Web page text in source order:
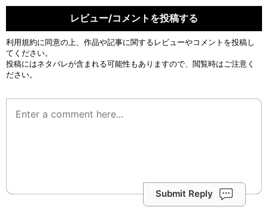
レビュー/コメントを投稿する
利用規約に同意の上、作品や記事に関するレビューやコメントを投稿し
てください。
投稿にはネタバレが含まれる可能性もありますので、閲覧時はご注意く
ださい。
Submit Reply